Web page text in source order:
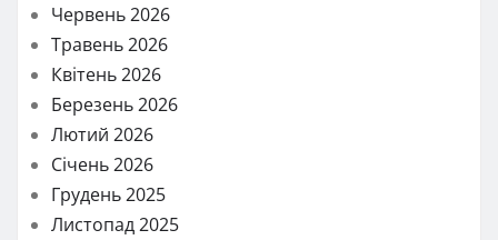
Червень 2026
Травень 2026
Квітень 2026
Березень 2026
Лютий 2026
Січень 2026
Грудень 2025
Листопад 2025